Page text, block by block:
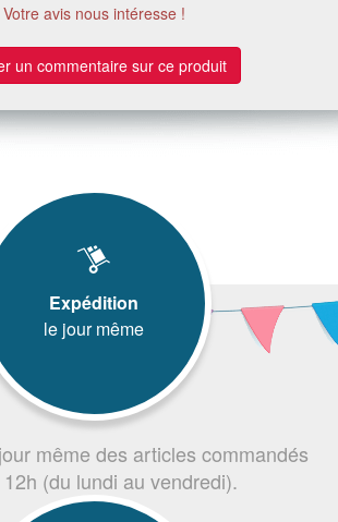
Votre avis nous intéresse !
un commentaire sur ce produit
Expédition
le jour même
même des articles commandés
(du lundi au vendredi).